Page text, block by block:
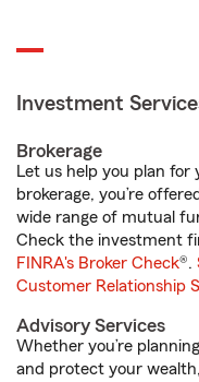
Investment
Brokerage
Let us help you plan
brokerage, you’re
wide range of mutual
Check the investment
FINRA's Broker Check®.
Customer Relationship
Advisory Services
Whether you’re
and protect your